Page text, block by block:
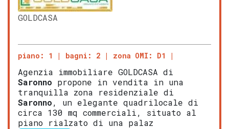
GOLDCASA
piano: 1 bagni: 2 zona OMI: D1
Agenzia immobiliare GOLDCASA di
Saronno propone in vendita in una
tranquilla zona residenziale di
Saronno, un elegante quadrilocale di
circa 130 mq commerciali, situato al
piano rialzato di una palaz